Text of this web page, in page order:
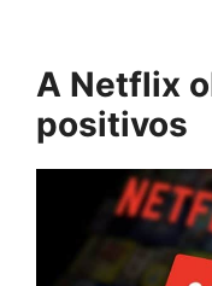
A Netflix
positivos